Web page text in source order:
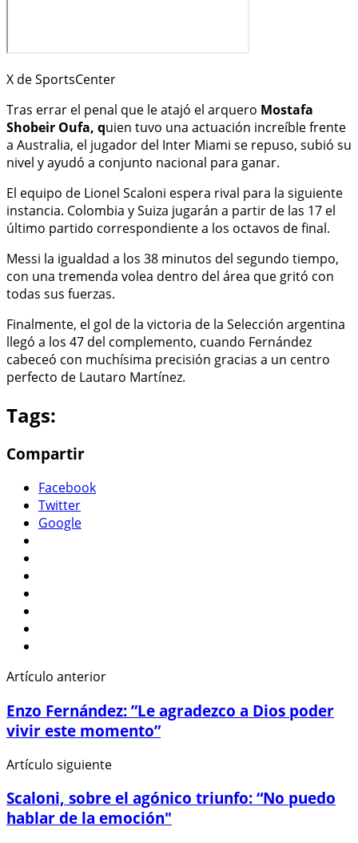
X de SportsCenter
Tras errar el penal que le atajó el arquero Mostafa
Shobeir Oufa, quien tuvo una actuación increíble frente
a Australia, el jugador del Inter Miami se repuso, subió su
nivel y ayudó a conjunto nacional para ganar.
El equipo de Lionel Scaloni espera rival para la siguiente
instancia. Colombia y Suiza jugarán a partir de las 17 el
último partido correspondiente a los octavos de final.
Messi la igualdad a los 38 minutos del segundo tiempo,
con una tremenda volea dentro del área que gritó con
todas sus fuerzas.
Finalmente, el gol de la victoria de la Selección argentina
llegó a los 47 del complemento, cuando Fernández
cabeceó con muchísima precisión gracias a un centro
perfecto de Lautaro Martínez.
Tags:
Compartir
Facebook
Twitter
Google
Artículo anterior
Enzo Fernández: ”Le agradezco a Dios poder
vivir este momento”
Artículo siguiente
Scaloni, sobre el agónico triunfo: “No puedo
hablar de la emoción"